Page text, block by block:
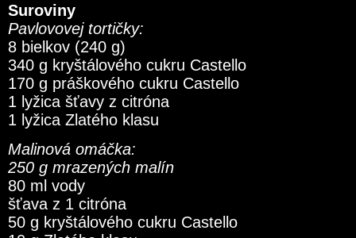
Suroviny
Pavlovovej tortičky:
8 bielkov (240 g)
340 g kryštálového cukru Castello
170 g práškového cukru Castello
1 lyžica šťavy z citróna
1 lyžica Zlatého klasu
Malinová omáčka:
250 g mrazených malín
80 ml vody
šťava z 1 citróna
50 g kryštálového cukru Castello